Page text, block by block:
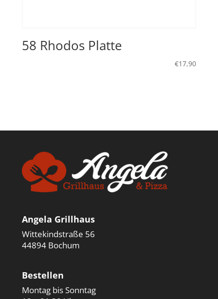
58 Rhodos Platte
€17,90
Angela Grillhaus
Wittekindstraße 56
44894 Bochum
Bestellen
Montag bis Sonntag